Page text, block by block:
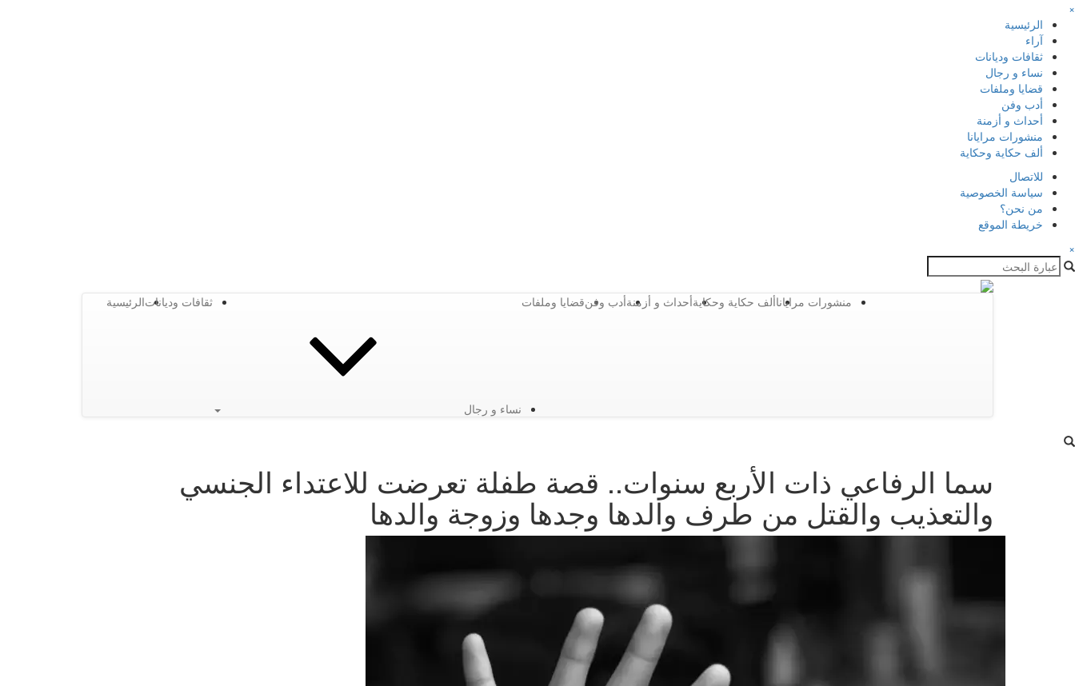
×
الرئيسية
آراء
ثقافات وديانات
نساء و رجال
قضايا وملفات
أدب وفن
أحداث و أزمنة
منشورات مرايانا
ألف حكاية وحكاية
للاتصال
سياسة الخصوصية
من نحن؟
خريطة الموقع
×
الرئيسيةثقافات وديانات
نساء و رجال
قضايا وملفاتأدب وفنأحداث و أزمنةألف حكاية وحكايةمنشورات مرايانا
سما الرفاعي ذات الأربع سنوات.. قصة طفلة تعرضت للاعتداء الجنسي
والتعذيب والقتل من طرف والدها وجدها وزوجة والدها